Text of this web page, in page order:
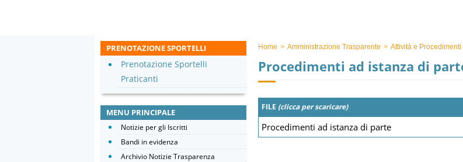
Home > Amministrazione Trasparente > Attività e Procedimenti
Procedimenti ad istanza di
FILE (clicca per scaricare)
Procedimenti ad istanza di parte
PRENOTAZIONE SPORTELLI
Prenotazione Sportelli
Praticanti
MENU PRINCIPALE
Notizie per gli Iscritti
Bandi in evidenza
Archivio Notizie Trasparenza